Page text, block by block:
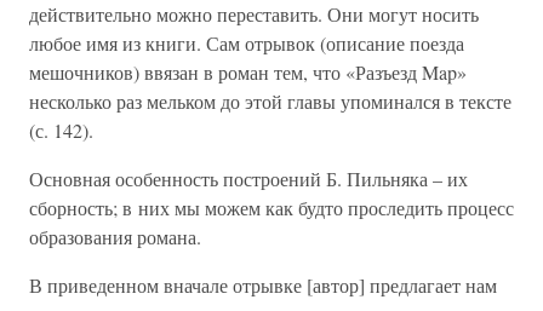
действительно можно переставить. Они могут носить
любое имя из книги. Сам отрывок (описание поезда
мешочников) ввязан в роман тем, что «Разъезд Map»
несколько раз мельком до этой главы упоминался в тексте
(с. 142).
Основная особенность построений Б. Пильняка – их
сборность; в них мы можем как будто проследить процесс
образования романа.
В приведенном вначале отрывке [автор] предлагает нам